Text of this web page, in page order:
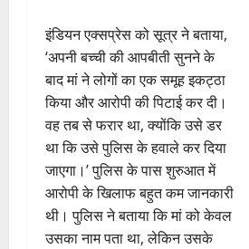
इंडियन एक्सप्रेस को सूत्र ने बताया,
‘अपनी बच्ची की आपबीती सुनने के
बाद मां ने लोगों का एक समूह इकट्ठा
किया और आरोपी की पिटाई कर दी।
वह तब से फरार था, क्योंकि उसे डर
था कि उसे पुलिस के हवाले कर दिया
जाएगा।’ पुलिस के पास शुरुआत में
आरोपी के खिलाफ बहुत कम जानकारी
थी। पुलिस ने बताया कि मां को केवल
उसका नाम पता था, लेकिन उसके